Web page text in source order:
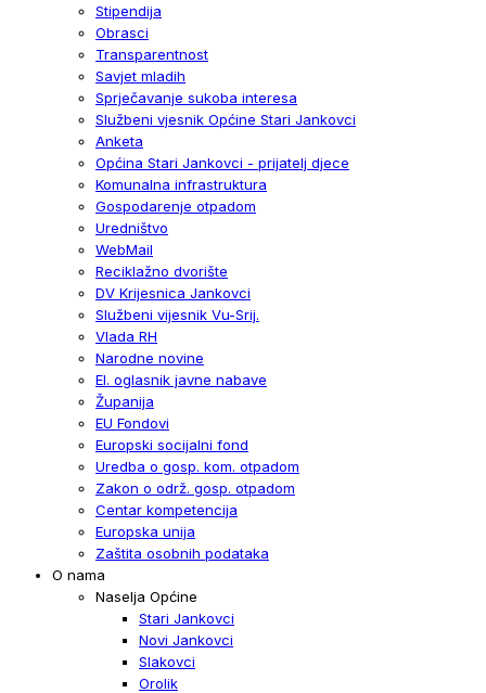
Stipendija
Obrasci
Transparentnost
Savjet mladih
Sprječavanje sukoba interesa
Službeni vjesnik Općine Stari Jankovci
Anketa
Općina Stari Jankovci - prijatelj djece
Komunalna infrastruktura
Gospodarenje otpadom
Uredništvo
WebMail
Reciklažno dvorište
DV Krijesnica Jankovci
Službeni vijesnik Vu-Srij.
Vlada RH
Narodne novine
El. oglasnik javne nabave
Županija
EU Fondovi
Europski socijalni fond
Uredba o gosp. kom. otpadom
Zakon o održ. gosp. otpadom
Centar kompetencija
Europska unija
Zaštita osobnih podataka
O nama
Naselja Općine
Stari Jankovci
Novi Jankovci
Slakovci
Orolik